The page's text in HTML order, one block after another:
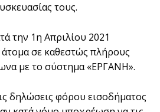
τους.
την 1η Απριλίου 2021
σε καθεστώς πλήρους
με το σύστημα «ΕΡΓΑΝΗ».
δηλώσεις φόρου εισοδήματος